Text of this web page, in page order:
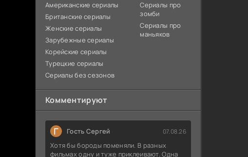
Американские сериалы
Британские сериалы
Женские сериалы
Зарубежные сериалы
Корейские сериалы
Турецкие сериалы
Сериалы без сезонов
Сериалы про
зомби
Сериалы про
маньяков
Комментируют
Г Гость Сергей 07.08.26
Хотя бы бороды поменяли. В разных
фильмах одну и туже приклеивают. Одна